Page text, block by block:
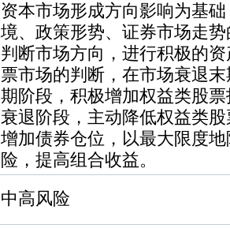
资本市场形成方向影响为基
境、政策形势、证券市场走
判断市场方向，进行积极的
票市场的判断，在市场衰退
期阶段，积极增加权益类股
衰退阶段，主动降低权益类
增加债券仓位，以最大限度
险，提高组合收益。
中高风险